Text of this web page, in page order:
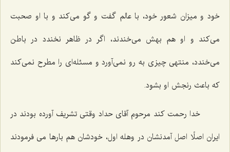
خود و میزان شعور خود، با عالم گفت و گو می‌کند و با او صحبت
می‌کند و او هم بهش می‌خندند، اگر در ظاهر نخندد در باطن
می‌خندد، منتهی چیزی به رو نمی‌آورد و مسئله‌ای را مطرح نمی‌کند
که باعث رنجش او بشود.
خدا رحمت کند مرحوم آقای حداد وقتی تشریف آورده بودند در
ایران اصلًا اصل آمدنشان در وهله اول، خودشان هم بارها می فرمودند